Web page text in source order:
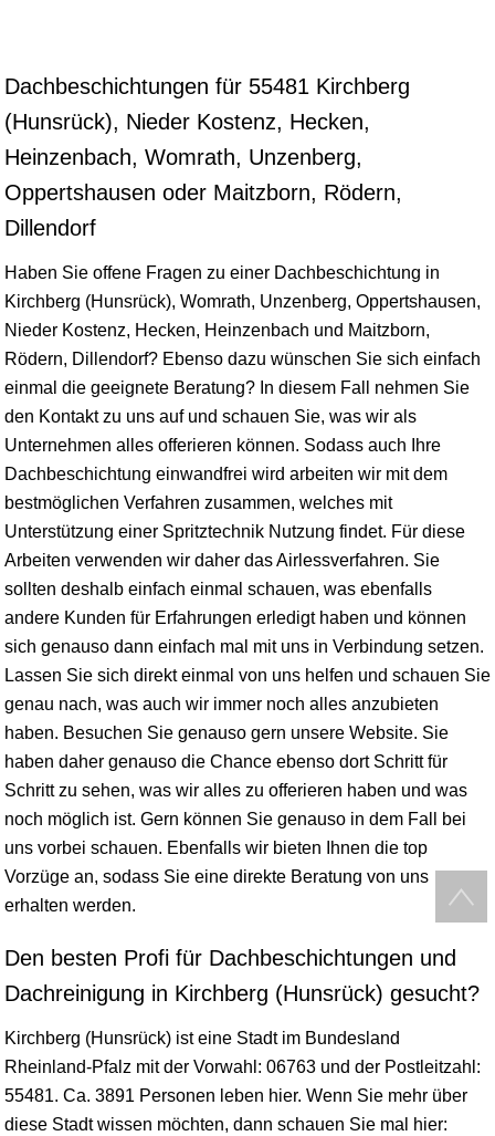
Dachbeschichtungen für 55481 Kirchberg
(Hunsrück), Nieder Kostenz, Hecken,
Heinzenbach, Womrath, Unzenberg,
Oppertshausen oder Maitzborn, Rödern,
Dillendorf
Haben Sie offene Fragen zu einer Dachbeschichtung in
Kirchberg (Hunsrück), Womrath, Unzenberg, Oppertshausen,
Nieder Kostenz, Hecken, Heinzenbach und Maitzborn,
Rödern, Dillendorf? Ebenso dazu wünschen Sie sich einfach
einmal die geeignete Beratung? In diesem Fall nehmen Sie
den Kontakt zu uns auf und schauen Sie, was wir als
Unternehmen alles offerieren können. Sodass auch Ihre
Dachbeschichtung einwandfrei wird arbeiten wir mit dem
bestmöglichen Verfahren zusammen, welches mit
Unterstützung einer Spritztechnik Nutzung findet. Für diese
Arbeiten verwenden wir daher das Airlessverfahren. Sie
sollten deshalb einfach einmal schauen, was ebenfalls
andere Kunden für Erfahrungen erledigt haben und können
sich genauso dann einfach mal mit uns in Verbindung setzen.
Lassen Sie sich direkt einmal von uns helfen und schauen Sie
genau nach, was auch wir immer noch alles anzubieten
haben. Besuchen Sie genauso gern unsere Website. Sie
haben daher genauso die Chance ebenso dort Schritt für
Schritt zu sehen, was wir alles zu offerieren haben und was
noch möglich ist. Gern können Sie genauso in dem Fall bei
uns vorbei schauen. Ebenfalls wir bieten Ihnen die top
Vorzüge an, sodass Sie eine direkte Beratung von uns
erhalten werden.
Den besten Profi für Dachbeschichtungen und
Dachreinigung in Kirchberg (Hunsrück) gesucht?
Kirchberg (Hunsrück) ist eine Stadt im Bundesland
Rheinland-Pfalz mit der Vorwahl: 06763 und der Postleitzahl:
55481. Ca. 3891 Personen leben hier. Wenn Sie mehr über
diese Stadtwissen möchten, dann schauen Sie mal hier: